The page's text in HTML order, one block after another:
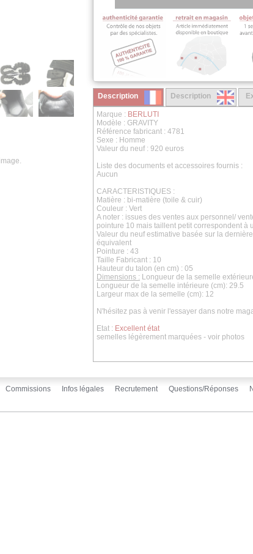
Description Description
Marque : BERLUTI
Modèle : GRAVITY
Référence fabricant : 4781
Sexe : Homme
Valeur du neuf : 920 euros
Liste des documents et accessoires fournis :
Aucun
CARACTERISTIQUES :
Matière : bi-matière (toile & cuir)
Couleur : Vert
A noter : issues des ventes aux personnel/
pointure 10 mais taillent petit correspondent à
Valeur du neuf estimative basée sur la
équivalent
Pointure : 43
Taille Fabricant : 10
Hauteur du talon (en cm) : 05
Dimensions : Longueur de la semelle
Longueur de la semelle intérieure (cm): 29.5
Largeur max de la semelle (cm): 12
N'hésitez pas à venir l'essayer dans notre
Etat : Excellent état
semelles légèrement marquées - voir photos
Commissions Infos légales Recrutement Questions/Réponses